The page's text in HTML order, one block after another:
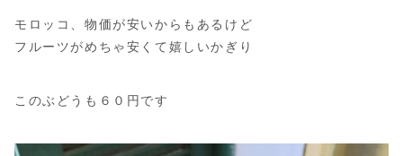
モロッコ、物価が安いからもあるけど
フルーツがめちゃ安くて嬉しいかぎり
このぶどうも６０円です